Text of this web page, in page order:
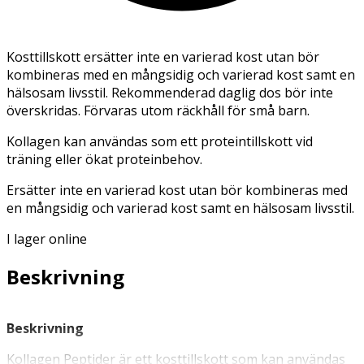
Kosttillskott ersätter inte en varierad kost utan bör
kombineras med en mångsidig och varierad kost samt en
hälsosam livsstil. Rekommenderad daglig dos bör inte
överskridas. Förvaras utom räckhåll för små barn.
Kollagen kan användas som ett proteintillskott vid
träning eller ökat proteinbehov.
Ersätter inte en varierad kost utan bör kombineras med
en mångsidig och varierad kost samt en hälsosam livsstil.
I lager online
Beskrivning
Beskrivning
Kollagen Peptider är ett kosttillskott som kan användas